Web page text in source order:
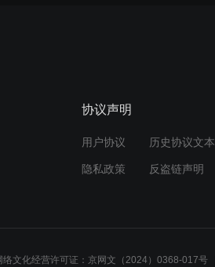
协议声明
用户协议 历史协议文本
隐私政策 反盗链声明
络文化经营许可证：京网文（2024）0368-017号